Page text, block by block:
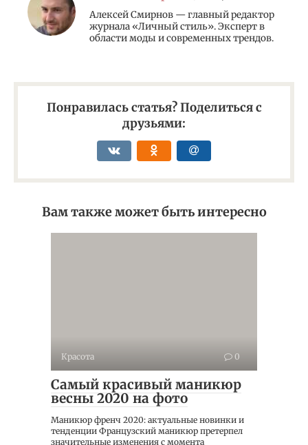
Алексей Смирнов — главный редактор
журнала «Личный стиль». Эксперт в
области моды и современных трендов.
Понравилась статья? Поделиться с
друзьями:
Вам также может быть интересно
Красота 0
Самый красивый маникюр
весны 2020 на фото
Маникюр френч 2020: актуальные новинки и
тенденции Французский маникюр претерпел
значительные изменения с момента